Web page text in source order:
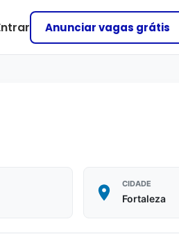
Anunciar vagas grátis
CIDADE
Fortaleza